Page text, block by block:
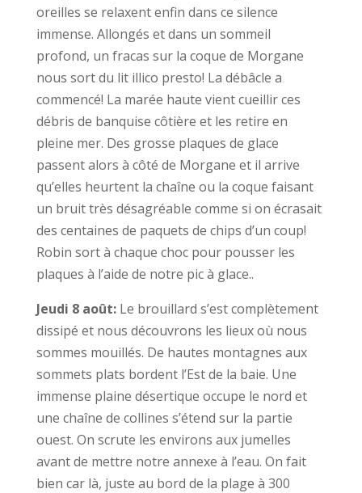
oreilles se relaxent enfin dans ce silence
immense. Allongés et dans un sommeil
profond, un fracas sur la coque de Morgane
nous sort du lit illico presto! La débâcle a
commencé! La marée haute vient cueillir ces
débris de banquise côtière et les retire en
pleine mer. Des grosse plaques de glace
passent alors à côté de Morgane et il arrive
qu’elles heurtent la chaîne ou la coque faisant
un bruit très désagréable comme si on écrasait
des centaines de paquets de chips d’un coup!
Robin sort à chaque choc pour pousser les
plaques à l’aide de notre pic à glace..
Jeudi 8 août:Le brouillard s’est complètement
dissipé et nous découvrons les lieux où nous
sommes mouillés. De hautes montagnes aux
sommets plats bordent l’Est de la baie. Une
immense plaine désertique occupe le nord et
une chaîne de collines s’étend sur la partie
ouest. On scrute les environs aux jumelles
avant de mettre notre annexe à l’eau. On fait
bien car là, juste au bord de la plage à 300